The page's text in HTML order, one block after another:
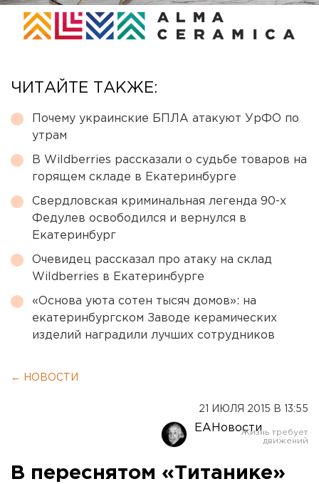
ЧИТАЙТЕ ТАКЖЕ:
Почему украинские БПЛА атакуют УрФО по
утрам
В Wildberries рассказали о судьбе товаров на
горящем складе в Екатеринбурге
Свердловская криминальная легенда 90-х
Федулев освободился и вернулся в
Екатеринбург
Очевидец рассказал про атаку на склад
Wildberries в Екатеринбурге
«Основа уюта сотен тысяч домов»: на
екатеринбургском Заводе керамических
изделий наградили лучших сотрудников
← НОВОСТИ
21 ИЮЛЯ 2015 В 13:55
ЕАНовости
В переснятом «Титанике»